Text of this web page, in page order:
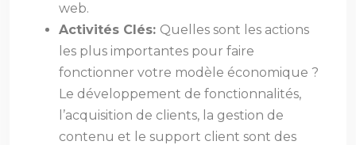
web.
Activités Clés: Quelles sont les actions
les plus importantes pour faire
fonctionner votre modèle économique ?
Le développement de fonctionnalités,
l’acquisition de clients, la gestion de
contenu et le support client sont des